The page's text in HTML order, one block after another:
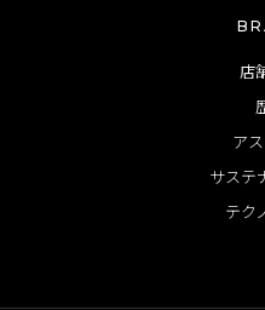
店
ア
サステ
テク